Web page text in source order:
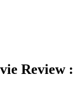
Review